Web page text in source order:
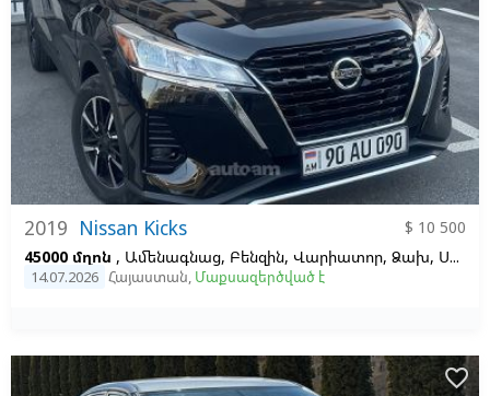
2019 Nissan Kicks
$ 10 500
45000 մղոն , Ամենագնաց, Բենզին, Վարիատոր, Ձախ, Սև,
14.07.2026 Հայաստան, Մաքսազերծված է
favorite_border